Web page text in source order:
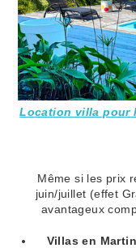
Location villa pour
Même si les prix
juin/juillet (effet
avantageux
Villas en